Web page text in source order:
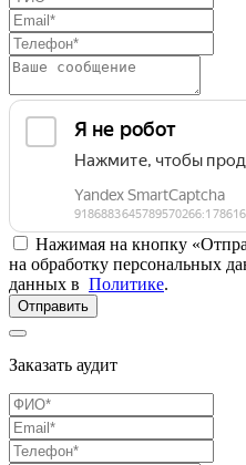
Нажимая на кнопку
на обработку персональных
данных в Политике.
Отправить
Заказать аудит